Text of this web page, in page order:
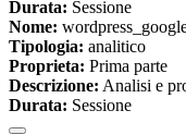
Durata: Sessione
Nome:
Tipologia: analitico
Proprieta: Prima parte
Descrizione: Analisi e
Durata: Sessione